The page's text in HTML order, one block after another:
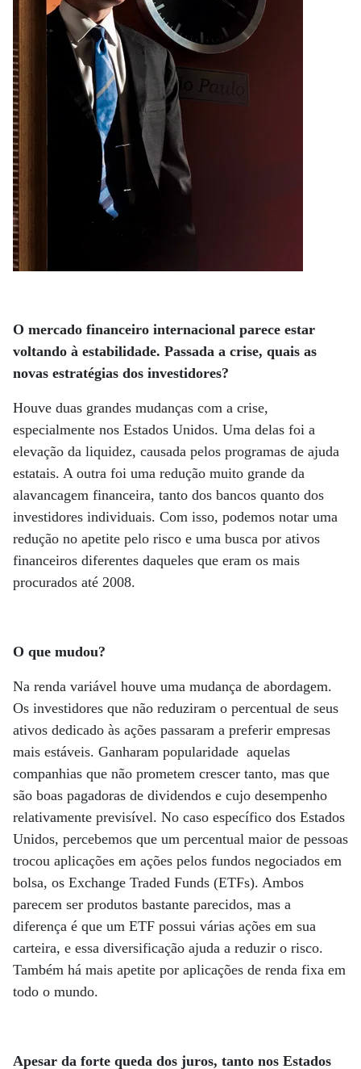
O mercado financeiro internacional parece estar
voltando à estabilidade. Passada a crise, quais as
novas estratégias dos investidores?
Houve duas grandes mudanças com a crise,
especialmente nos Estados Unidos. Uma delas foi a
elevação da liquidez, causada pelos programas de ajuda
estatais. A outra foi uma redução muito grande da
alavancagem financeira, tanto dos bancos quanto dos
investidores individuais. Com isso, podemos notar uma
redução no apetite pelo risco e uma busca por ativos
financeiros diferentes daqueles que eram os mais
procurados até 2008.
O que mudou?
Na renda variável houve uma mudança de abordagem.
Os investidores que não reduziram o percentual de seus
ativos dedicado às ações passaram a preferir empresas
mais estáveis. Ganharam popularidade aquelas
companhias que não prometem crescer tanto, mas que
são boas pagadoras de dividendos e cujo desempenho
relativamente previsível. No caso específico dos Estados
Unidos, percebemos que um percentual maior de pessoas
trocou aplicações em ações pelos fundos negociados em
bolsa, os Exchange Traded Funds (ETFs). Ambos
parecem ser produtos bastante parecidos, mas a
diferença é que um ETF possui várias ações em sua
carteira, e essa diversificação ajuda a reduzir o risco.
Também há mais apetite por aplicações de renda fixa em
todo o mundo.
Apesar da forte queda dos juros, tanto nos Estados